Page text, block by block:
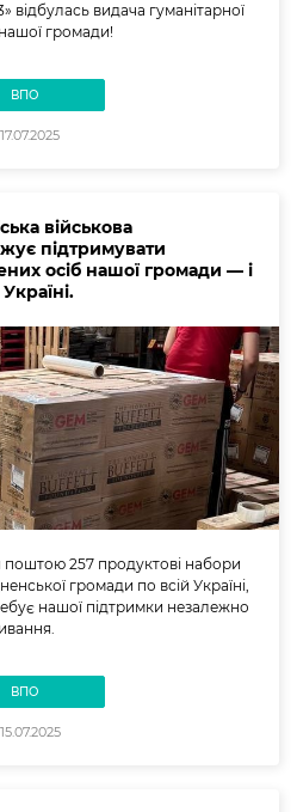
відбулась видача гуманітарної
громади!
ВПО
17.07.2025
військова
підтримувати
осіб нашої громади — і
257 продуктові набори
громади по всій Україні,
нашої підтримки незалежно
ВПО
15.07.2025